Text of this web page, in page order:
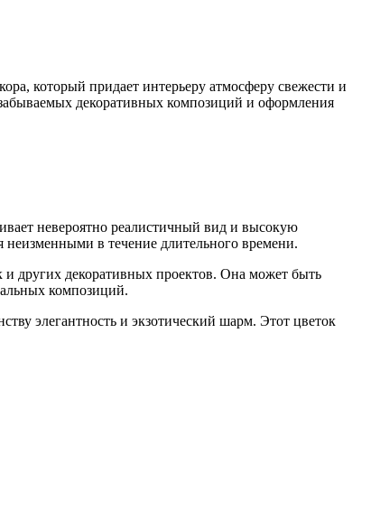
который придает интерьеру атмосферу свежести и
декоративных композиций и оформления
невероятно реалистичный вид и высокую
неизменными в течение длительного времени.
и других декоративных проектов. Она может быть
композиций.
элегантность и экзотический шарм. Этот цветок